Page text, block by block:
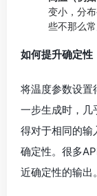
变小，分
些不那么
如何提升确定性
将温度参数设置
一步生成时，几
得对于相同的输
确定性。很多
近确定性的输出。